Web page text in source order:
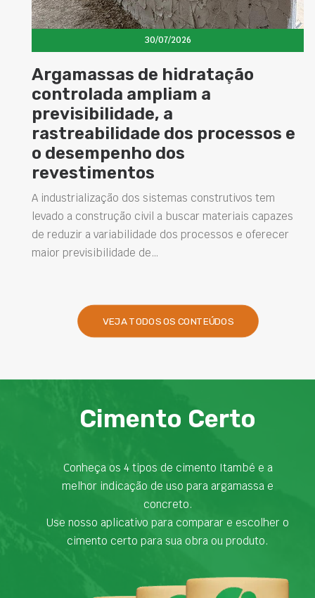
30/07/2026
Cimento com propriedades
magnéticas amplia
possibilidades de uso das
superfícies na construção civil
A busca por soluções que tornem os ambientes mais
versáteis tem impulsionado o desenvolvimento de
novos materiais para a construção civil. Entre eles,
está o cimento com…
VEJA TODOS OS CONTEÚDOS
Cimento Certo
Conheça os 4 tipos de cimento Itambé e a
melhor indicação de uso para argamassa e
concreto.
Use nosso aplicativo para comparar e escolher o
cimento certo para sua obra ou produto.